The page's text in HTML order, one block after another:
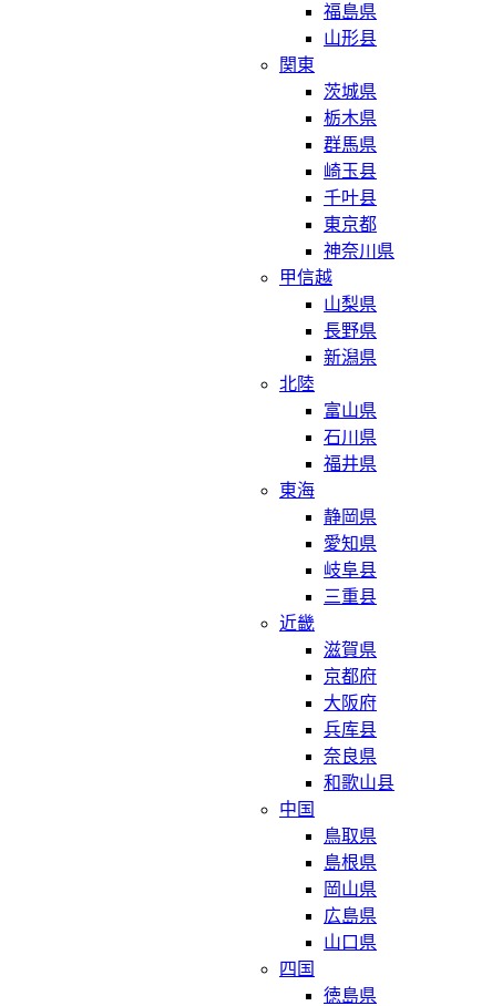
福島県
山形县
関東
茨城県
栃木県
群馬県
崎玉县
千叶县
東京都
神奈川県
甲信越
山梨県
長野県
新潟県
北陸
富山県
石川県
福井県
東海
静岡県
愛知県
岐阜县
三重县
近畿
滋賀県
京都府
大阪府
兵库县
奈良県
和歌山县
中国
鳥取県
島根県
岡山県
広島県
山口県
四国
徳島県